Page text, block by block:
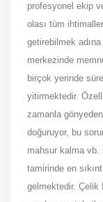
profesyonel ekip
olası tüm
getirebilmek
merkezinde
birçok yerinde
yitirmektedir.
zamanla
doğuruyor, bu
mahsur kalma vb.
tamirinde en
gelmektedir. Çelik